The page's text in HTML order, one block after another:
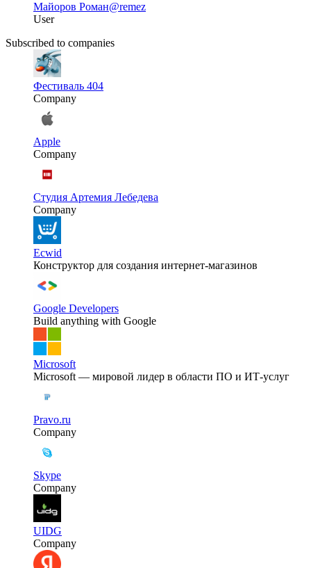
Майоров Роман@remez
User
Subscribed to companies
Фестиваль 404
Company
Apple
Company
Студия Артемия Лебедева
Company
Ecwid
Конструктор для создания интернет-магазинов
Google Developers
Build anything with Google
Microsoft
Microsoft — мировой лидер в области ПО и ИТ-услуг
Pravo.ru
Company
Skype
Company
UIDG
Company